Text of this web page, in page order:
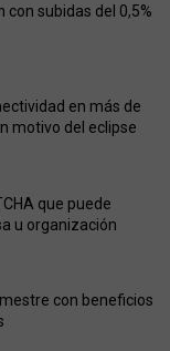
con subidas del 0,5%
en más de
motivo del eclipse
que puede
u organización
con beneficios